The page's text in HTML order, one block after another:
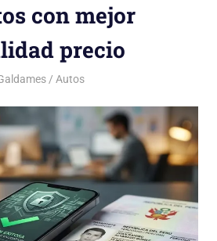
con mejor
precio
Autos